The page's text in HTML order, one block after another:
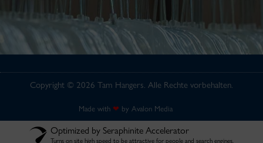
Copyright © 2026 Tam Hangers. Alle Rechte vorbehalten.
Made with ❤ by Avalon Media
Optimized by Seraphinite Accelerator
Turns on site high speed to be attractive for people and search engines.